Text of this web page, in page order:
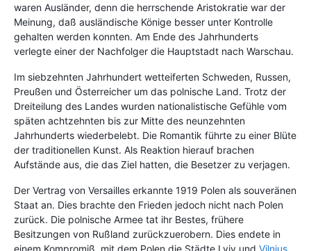
waren Ausländer, denn die herrschende Aristokratie war der
Meinung, daß ausländische Könige besser unter Kontrolle
gehalten werden konnten. Am Ende des Jahrhunderts
verlegte einer der Nachfolger die Hauptstadt nach Warschau.
Im siebzehnten Jahrhundert wetteiferten Schweden, Russen,
Preußen und Österreicher um das polnische Land. Trotz der
Dreiteilung des Landes wurden nationalistische Gefühle vom
späten achtzehnten bis zur Mitte des neunzehnten
Jahrhunderts wiederbelebt. Die Romantik führte zu einer Blüte
der traditionellen Kunst. Als Reaktion hierauf brachen
Aufstände aus, die das Ziel hatten, die Besetzer zu verjagen.
Der Vertrag von Versailles erkannte 1919 Polen als souveränen
Staat an. Dies brachte den Frieden jedoch nicht nach Polen
zurück. Die polnische Armee tat ihr Bestes, frühere
Besitzungen von Rußland zurückzuerobern. Dies endete in